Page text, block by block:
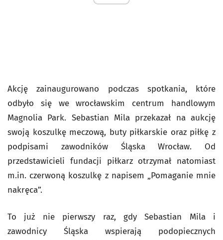
Akcję zainaugurowano podczas spotkania, które
odbyło się we wrocławskim centrum handlowym
Magnolia Park. Sebastian Mila przekazał na aukcję
swoją koszulkę meczową, buty piłkarskie oraz piłkę z
podpisami zawodników Śląska Wrocław. Od
przedstawicieli fundacji piłkarz otrzymał natomiast
m.in. czerwoną koszulkę z napisem „Pomaganie mnie
nakręca”.
To już nie pierwszy raz, gdy Sebastian Mila i
zawodnicy Śląska wspierają podopiecznych